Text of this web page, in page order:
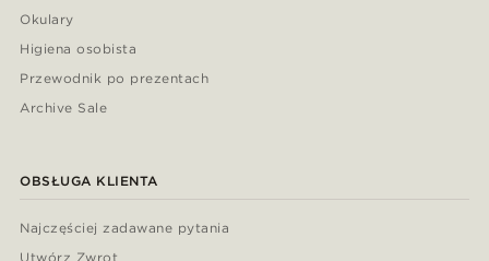
Okulary
Higiena osobista
Przewodnik po prezentach
Archive Sale
OBSŁUGA KLIENTA
Najczęściej zadawane pytania
Utwórz Zwrot